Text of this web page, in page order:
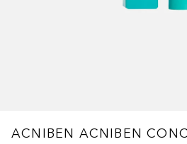
ACNIBEN ACNIBEN